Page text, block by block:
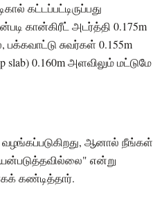
கட்டப்பட்டிருப்பது
கான்கிரீட் அடர்த்தி 0.175m
சுவர்கள் 0.155m
0.160m அளவிலும் மட்டுமே
ஆனால் நீங்கள்
என்று
கண்டித்தார்.